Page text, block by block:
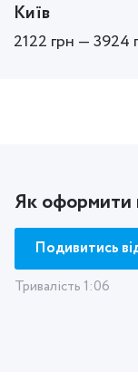
Київ
2122 грн — 3924
Як
Подивитись
Тривалість 1:06